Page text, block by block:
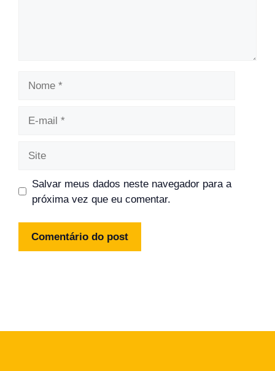
Salvar meus dados neste navegador para a
próxima vez que eu comentar.